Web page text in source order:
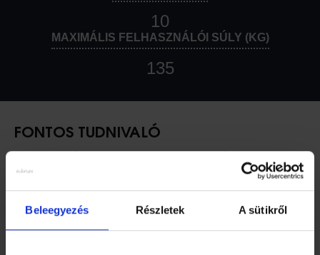
Beleegyezés Részletek A sütikről
10
MAXIMÁLIS FELHASZNÁLÓI SÚLY (KG)
135
FONTOS TUDNIVALÓ
javasoljuk, hogy tegyék a kerekesszéküket
kényelmesebbé egy Ease Wedge üléspárnával.
Szélesség: 42,5 / 47,5* / 52,5** cm